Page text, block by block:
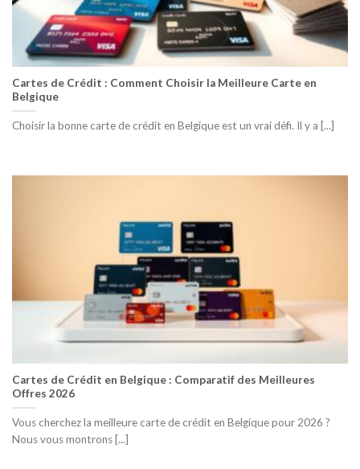
Cartes de Crédit : Comment Choisir la Meilleure Carte en
Belgique
Choisir la bonne carte de crédit en Belgique est un vrai défi. Il y a [...]
Cartes de Crédit en Belgique : Comparatif des Meilleures
Offres 2026
Vous cherchez la meilleure carte de crédit en Belgique pour 2026 ?
Nous vous montrons [...]